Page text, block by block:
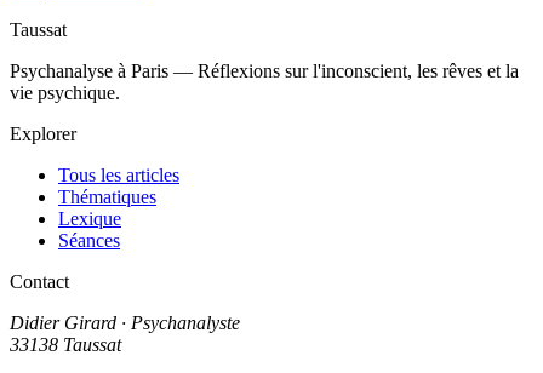
Taussat
Psychanalyse à Paris — Réflexions sur l'inconscient, les rêves et la
vie psychique.
Explorer
Tous les articles
Thématiques
Lexique
Séances
Contact
Didier Girard · Psychanalyste
33138 Taussat